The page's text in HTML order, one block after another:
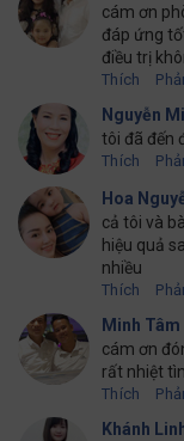
cám ơn
đáp ứng
điều trị
Thích
Nguyễn
tôi đã đến
Thích
Hoa
cả tôi và
hiệu quả
nhiều
Thích
Minh Tâm
cám ơn
rất nhiệt
Thích
Khánh